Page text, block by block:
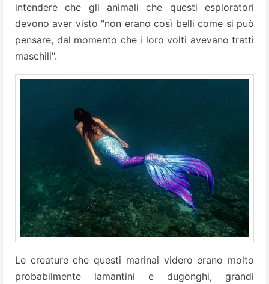
intendere che gli animali che questi esploratori
devono aver visto "non erano così belli come si può
pensare, dal momento che i loro volti avevano tratti
maschili".
Le creature che questi marinai videro erano molto
probabilmente lamantini e dugonghi, grandi